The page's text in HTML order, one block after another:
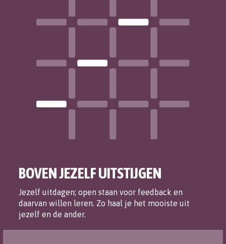
BOVEN JEZELF UITSTIJGEN
Jezelf uitdagen; open staan voor feedback en
daarvan willen leren. Zo haal je het mooiste uit
jezelf en de ander.